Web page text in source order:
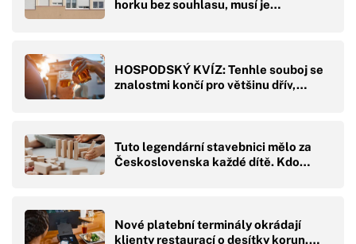
horku bez souhlasu, musí je…
HOSPODSKÝ KVÍZ: Tenhle souboj se
znalostmi končí pro většinu dřív,…
Tuto legendární stavebnici mělo za
Československa každé dítě. Kdo…
Nové platební terminály okrádají
klienty restaurací o desítky korun.…